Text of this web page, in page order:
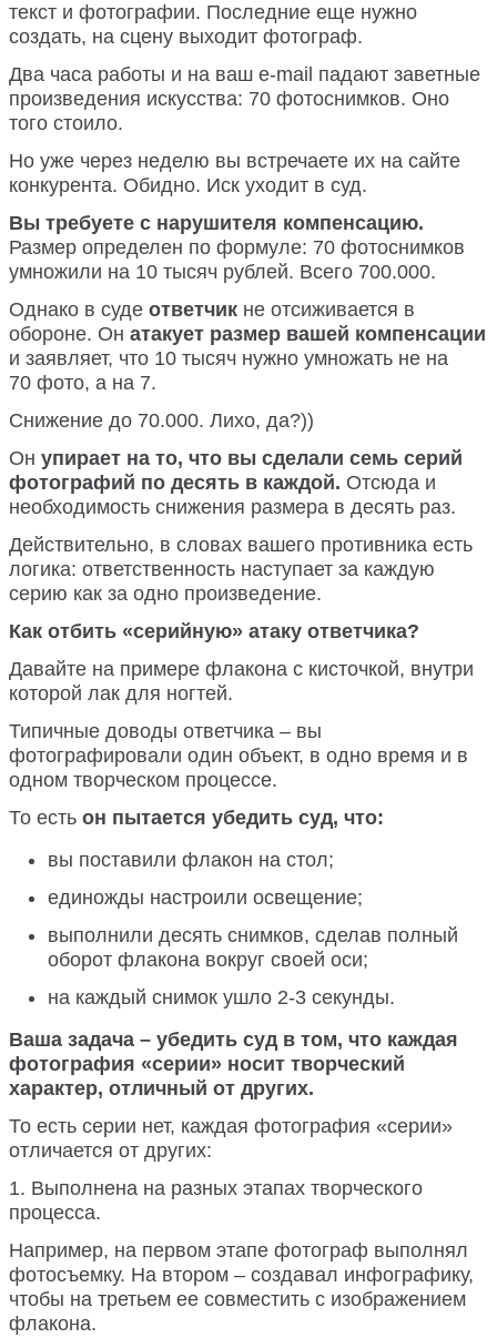
текст и фотографии. Последние еще нужно
создать, на сцену выходит фотограф.
Два часа работы и на ваш e-mail падают заветные
произведения искусства: 70 фотоснимков. Оно
того стоило.
Но уже через неделю вы встречаете их на сайте
конкурента. Обидно. Иск уходит в суд.
Вы требуете с нарушителя компенсацию.
Размер определен по формуле: 70 фотоснимков
умножили на 10 тысяч рублей. Всего 700.000.
Однако в суде ответчикне отсиживается в
обороне. Он атакует размер вашей компенсации
и заявляет, что 10 тысяч нужно умножать не на
70 фото, а на 7.
Снижение до 70.000. Лихо, да?))
Он упирает на то, что вы сделали семь серий
фотографий по десять в каждой. Отсюда и
необходимость снижения размера в десять раз.
Действительно, в словах вашего противника есть
логика: ответственность наступает за каждую
серию как за одно произведение.
Как отбить «серийную» атаку ответчика?
Давайте на примере флакона с кисточкой, внутри
которой лак для ногтей.
Типичные доводы ответчика – вы
фотографировали один объект, в одно время и в
одном творческом процессе.
То есть он пытается убедить суд, что:
вы поставили флакон на стол;
единожды настроили освещение;
выполнили десять снимков, сделав полный
оборот флакона вокруг своей оси;
на каждый снимок ушло 2-3 секунды.
Ваша задача – убедить суд в том, что каждая
фотография «серии» носит творческий
характер, отличный от других.
То есть серии нет, каждая фотография «серии»
отличается от других:
1. Выполнена на разных этапах творческого
процесса.
Например, на первом этапе фотограф выполнял
фотосъемку. На втором – создавал инфографику,
чтобы на третьем ее совместить с изображением
флакона.